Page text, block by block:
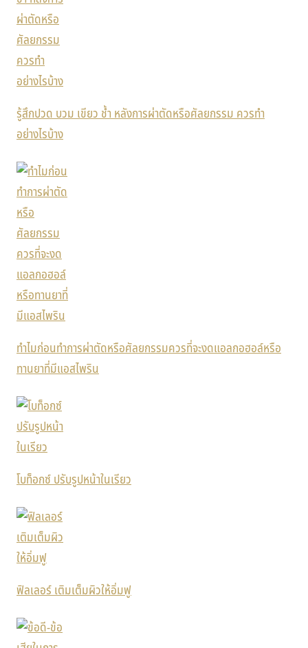
รู้สึกปวด บวม เขียว ช้ำ หลังการผ่าตัดหรือศัลยกรรม ควรทำ
อย่างไรบ้าง
ทำไมก่อนทำการผ่าตัดหรือศัลยกรรมควรที่จะงดแอลกอฮอล์หรือ
ทานยาที่มีแอสไพริน
โบท็อกซ์ ปรับรูปหน้าในเรียว
ฟิลเลอร์ เติมเต็มผิวให้อิ่มฟู